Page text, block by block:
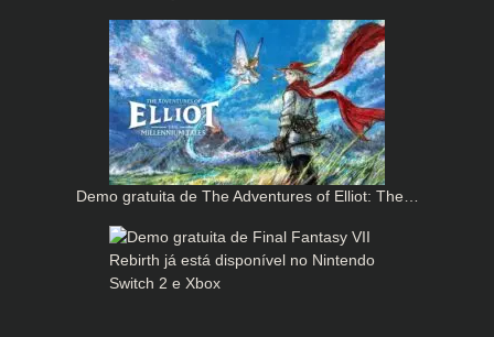
Demo gratuita de The Adventures of Elliot: The…